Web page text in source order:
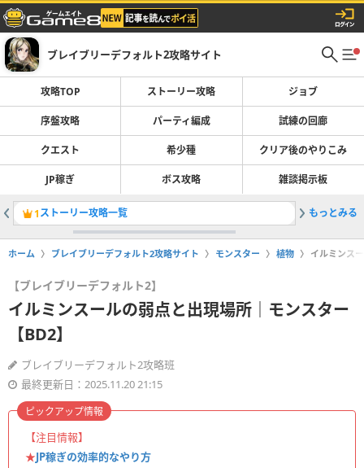
ブレイブリーデフォルト2攻略サイト
攻略TOP ストーリー攻略 ジョブ
序盤攻略 パーティ編成 試練の回廊
クエスト 希少種 クリア後のやりこみ
JP稼ぎ ボス攻略 雑談掲示板
1ストーリー攻略一覧 22章フィ
もっとみる
ホーム ブレイブリーデフォルト2攻略サイト モンスター 植物 イルミンス
【ブレイブリーデフォルト2】
イルミンスールの弱点と出現場所｜モンスター
【BD2】
ブレイブリーデフォルト2攻略班
最終更新日：2025.11.20 21:15
【注目情報】
★JP稼ぎの効率的なやり方
ピックアップ情報